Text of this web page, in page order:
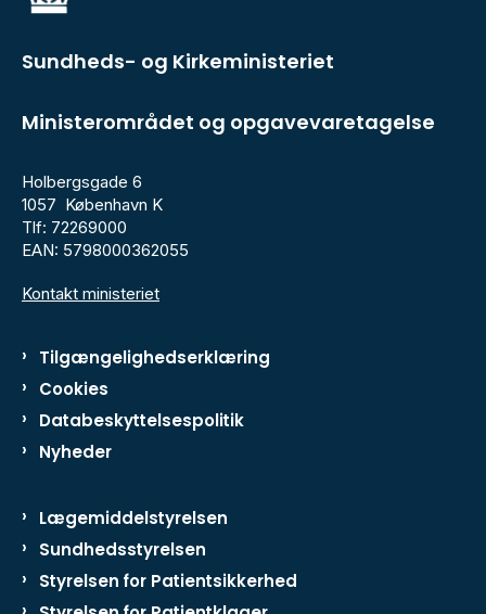
Sundheds- og Kirkeministeriet
Ministerområdet og opgavevaretagelse
Holbergsgade 6
1057 København K
Tlf: 72269000
EAN: 5798000362055
Kontakt ministeriet
Tilgængelighedserklæring
Cookies
Databeskyttelsespolitik
Nyheder
Lægemiddelstyrelsen
Sundhedsstyrelsen
Styrelsen for Patientsikkerhed